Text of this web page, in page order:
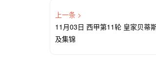
上一条 >
11月03日 西甲第11轮 皇家贝蒂
及集锦